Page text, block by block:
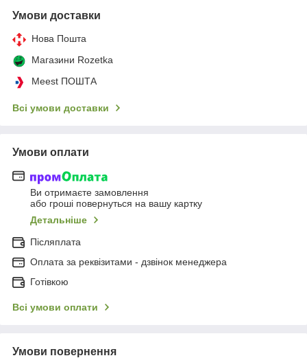
Умови доставки
Нова Пошта
Магазини Rozetka
Meest ПОШТА
Всі умови доставки
Умови оплати
Ви отримаєте замовлення
або гроші повернуться на вашу картку
Детальніше
Післяплата
Оплата за реквізитами - дзвінок менеджера
Готівкою
Всі умови оплати
Умови повернення